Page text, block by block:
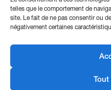
telles que le comportement de
site. Le fait de ne pas consentir ou
négativement certaines
Tout
2026 © SUBARU ST-